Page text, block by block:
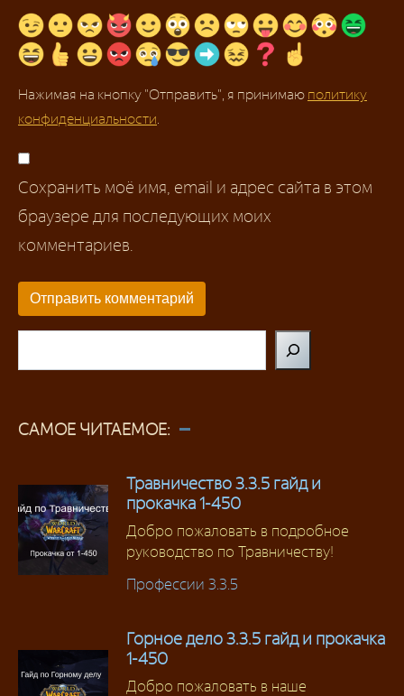
Нажимая на кнопку "Отправить", я принимаю политику
конфиденциальности
Сохранить моё имя, email и адрес сайта в этом
браузере для последующих моих
комментариев.
САМОЕ ЧИТАЕМОЕ:
Травничество 3.3.5 гайд и
прокачка 1-450
Добро пожаловать в подробное
руководство по Травничеству!
Профессии 3.3.5
Горное дело 3.3.5 гайд и прокачка
1-450
Добро пожаловать в наше